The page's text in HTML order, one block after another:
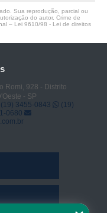
Sua reprodução, parcial ou
do autor. Crime de
– Lei 9610/98 - Lei de direitos
Romi, 928 - Distrito
- SP
(19) 3455-0843
(19)
0680